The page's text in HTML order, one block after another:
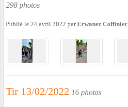
298 photos
Publié le 24 avril 2022 parErwanez Coffinier
Tir 13/02/2022 16 photos